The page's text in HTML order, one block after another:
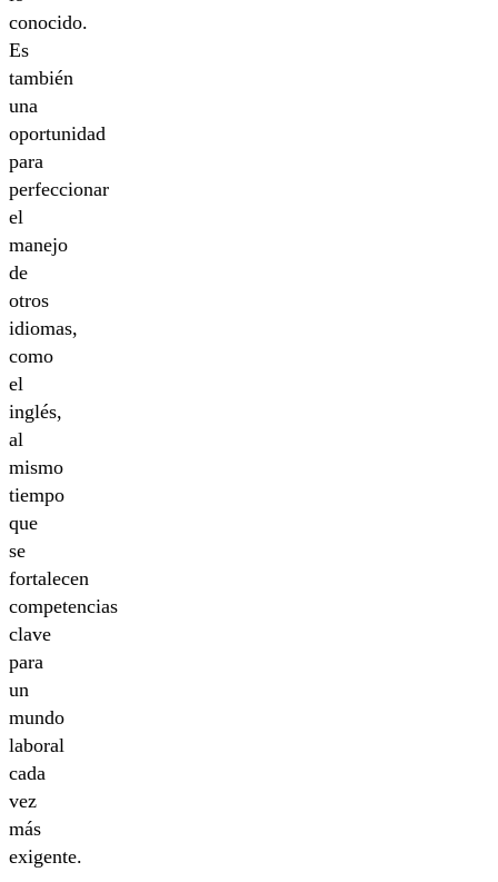
conocido.
Es
también
una
oportunidad
para
perfeccionar
el
manejo
de
otros
idiomas,
como
el
inglés,
al
mismo
tiempo
que
se
fortalecen
competencias
clave
para
un
mundo
laboral
cada
vez
más
exigente.